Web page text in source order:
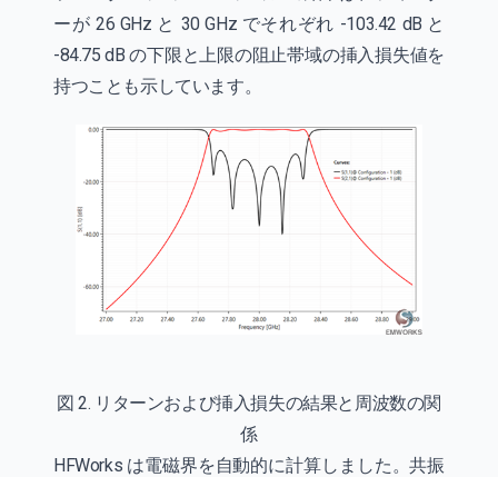
ーが 26 GHz と 30 GHz でそれぞれ -103.42 dB と
-84.75 dB の下限と上限の阻止帯域の挿入損失値を
持つことも示しています。
図 2. リターンおよび挿入損失の結果と周波数の関
係
HFWorks は電磁界を自動的に計算しました。共振